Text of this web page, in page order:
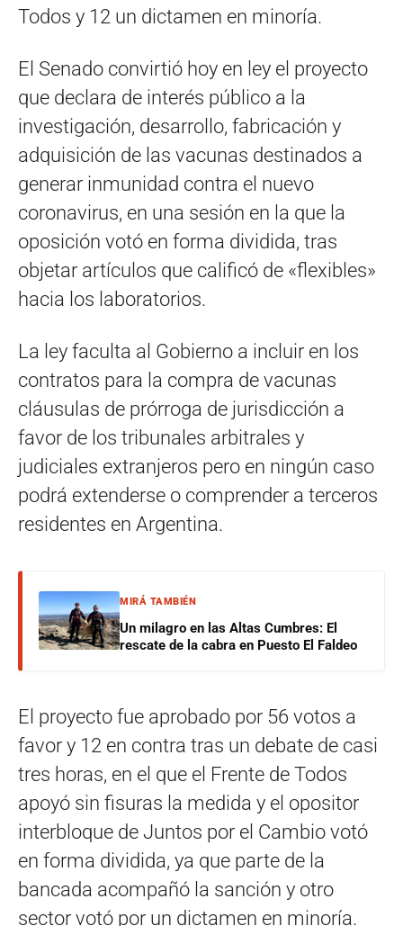
Todos y 12 un dictamen en minoría.
El Senado convirtió hoy en ley el proyecto
que declara de interés público a la
investigación, desarrollo, fabricación y
adquisición de las vacunas destinados a
generar inmunidad contra el nuevo
coronavirus, en una sesión en la que la
oposición votó en forma dividida, tras
objetar artículos que calificó de «flexibles»
hacia los laboratorios.
La ley faculta al Gobierno a incluir en los
contratos para la compra de vacunas
cláusulas de prórroga de jurisdicción a
favor de los tribunales arbitrales y
judiciales extranjeros pero en ningún caso
podrá extenderse o comprender a terceros
residentes en Argentina.
MIRÁ TAMBIÉN
Un milagro en las Altas Cumbres: El
rescate de la cabra en Puesto El Faldeo
El proyecto fue aprobado por 56 votos a
favor y 12 en contra tras un debate de casi
tres horas, en el que el Frente de Todos
apoyó sin fisuras la medida y el opositor
interbloque de Juntos por el Cambio votó
en forma dividida, ya que parte de la
bancada acompañó la sanción y otro
sector votó por un dictamen en minoría.